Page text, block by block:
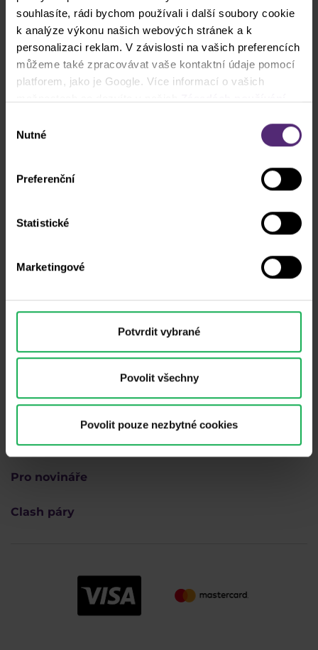
souhlasíte, rádi bychom používali i další soubory cookie
k analýze výkonu našich webových stránek a k
personalizaci reklam. V závislosti na vašich preferencích
můžeme také zpracovávat vaše kontaktní údaje pomocí
platforem, jako je Google. Více informací o vašich
a souhlasíte s tím, že sdílíme vaše informace s třetími
stranami, například s našimi marketingovými partnery. To
zpracovávány ve Spojených státech amerických.
souhlasu
Nutné
Preferenční
Statistické
Marketingové
Potvrdit vybrané
Povolit všechny
Povolit pouze nezbytné cookies
Proč Purple
Indexy
FAQ
Obchodní platformy
Komodity
Kontakt
Pro novináře
Clash páry